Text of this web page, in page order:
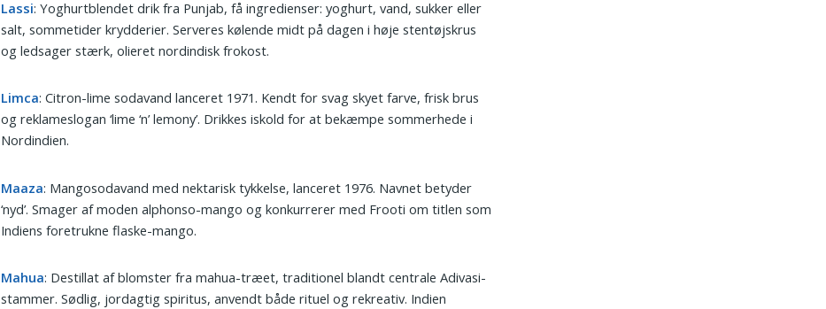
Lassi: Yoghurtblendet drik fra Punjab, få ingredienser: yoghurt, vand, sukker eller
salt, sommetider krydderier. Serveres kølende midt på dagen i høje stentøjskrus
og ledsager stærk, olieret nordindisk frokost.
Limca: Citron-lime sodavand lanceret 1971. Kendt for svag skyet farve, frisk brus
og reklameslogan ‘lime ‘n’ lemony’. Drikkes iskold for at bekæmpe sommerhede i
Nordindien.
Maaza: Mangosodavand med nektarisk tykkelse, lanceret 1976. Navnet betyder
‘nyd’. Smager af moden alphonso-mango og konkurrerer med Frooti om titlen som
Indiens foretrukne flaske-mango.
Mahua: Destillat af blomster fra mahua-træet, traditionel blandt centrale Adivasi-
stammer. Sødlig, jordagtig spiritus, anvendt både rituel og rekreativ. Indien